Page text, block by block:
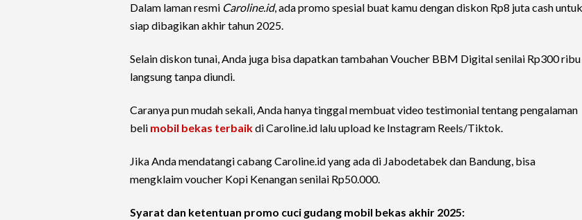
Dalam laman resmi Caroline.id, ada promo spesial buat kamu dengan diskon Rp8 juta cash untuk
siap dibagikan akhir tahun 2025.
Selain diskon tunai, Anda juga bisa dapatkan tambahan Voucher BBM Digital senilai Rp300 ribu
langsung tanpa diundi.
Caranya pun mudah sekali, Anda hanya tinggal membuat video testimonial tentang pengalaman
beli mobil bekas terbaikdi Caroline.id lalu upload ke Instagram Reels/Tiktok.
Jika Anda mendatangi cabang Caroline.id yang ada di Jabodetabek dan Bandung, bisa
mengklaim voucher Kopi Kenangan senilai Rp50.000.
Syarat dan ketentuan promo cuci gudang mobil bekas akhir 2025: